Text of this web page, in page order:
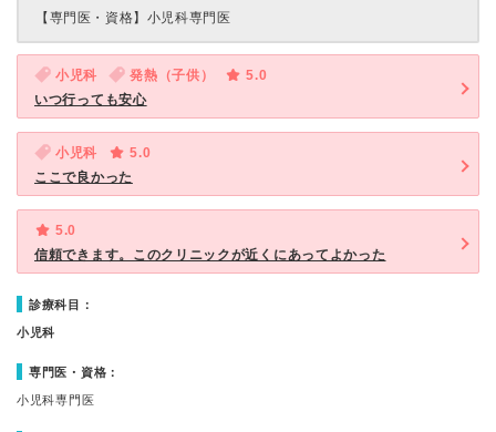
【専門医・資格】 小児科専門医
小児科 発熱（子供）
5.0
いつ行っても安心
小児科
5.0
ここで良かった
5.0
信頼できます。このクリニックが近くにあってよかった
診療科目：
小児科
専門医・資格：
小児科専門医